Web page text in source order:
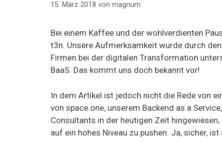
15. März 2018 von magnum
Bei einem Kaffee und der wohlverdienten
t3n. Unsere Aufmerksamkeit wurde durch
Firmen bei der digitalen Transformation
BaaS. Das kommt uns doch bekannt vor!
In dem Artikel ist jedoch nicht die Rede von
von space.one, unserem Backend as a
Consultants in der heutigen Zeit
auf ein hohes Niveau zu pushen. Ja, sicher,